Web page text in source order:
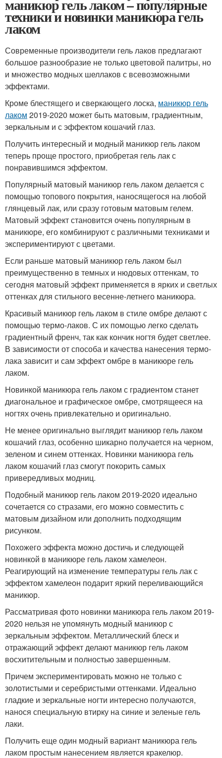
маникюр гель лаком – популярные
техники и новинки маникюра гель
лаком
Современные производители гель лаков предлагают
большое разнообразие не только цветовой палитры, но
и множество модных шеллаков с всевозможными
эффектами.
Кроме блестящего и сверкающего лоска, маникюр гель
лаком 2019-2020 может быть матовым, градиентным,
зеркальным и с эффектом кошачий глаз.
Получить интересный и модный маникюр гель лаком
теперь проще простого, приобретая гель лак с
понравившимся эффектом.
Популярный матовый маникюр гель лаком делается с
помощью топового покрытия, наносящегося на любой
глянцевый лак, или сразу готовым матовым гелем.
Матовый эффект становится очень популярным в
маникюре, его комбинируют с различными техниками и
экспериментируют с цветами.
Если раньше матовый маникюр гель лаком был
преимущественно в темных и нюдовых оттенкам, то
сегодня матовый эффект применяется в ярких и светлых
оттенках для стильного весенне-летнего маникюра.
Красивый маникюр гель лаком в стиле омбре делают с
помощью термо-лаков. С их помощью легко сделать
градиентный френч, так как кончик ногтя будет светлее.
В зависимости от способа и качества нанесения термо-
лака зависит и сам эффект омбре в маникюре гель
лаком.
Новинкой маникюра гель лаком с градиентом станет
диагональное и графическое омбре, смотрящееся на
ногтях очень привлекательно и оригинально.
Не менее оригинально выглядит маникюр гель лаком
кошачий глаз, особенно шикарно получается на черном,
зеленом и синем оттенках. Новинки маникюра гель
лаком кошачий глаз смогут покорить самых
привередливых модниц.
Подобный маникюр гель лаком 2019-2020 идеально
сочетается со стразами, его можно совместить с
матовым дизайном или дополнить подходящим
рисунком.
Похожего эффекта можно достичь и следующей
новинкой в маникюре гель лаком хамелеон.
Реагирующий на изменение температуры гель лак с
эффектом хамелеон подарит яркий переливающийся
маникюр.
Рассматривая фото новинки маникюра гель лаком 2019-
2020 нельзя не упомянуть модный маникюр с
зеркальным эффектом. Металлический блеск и
отражающий эффект делают маникюр гель лаком
восхитительным и полностью завершенным.
Причем экспериментировать можно не только с
золотистыми и серебристыми оттенками. Идеально
гладкие и зеркальные ногти интересно получаются,
нанося специальную втирку на синие и зеленые гель
лаки.
Получить еще один модный вариант маникюра гель
лаком простым нанесением является кракелюр.